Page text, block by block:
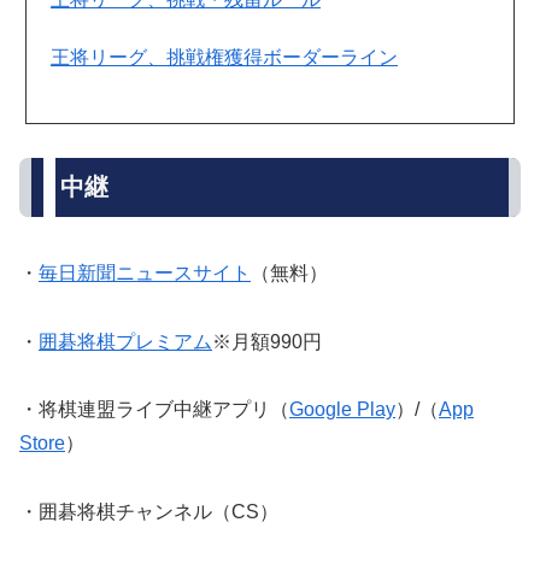
王将リーグ、挑戦権獲得ボーダーライン
中継
・ 毎日新聞ニュースサイト （無料）
・ 囲碁将棋プレミアム ※月額990円
・将棋連盟ライブ中継アプリ（Google Play）/（App
Store）
・囲碁将棋チャンネル（CS）